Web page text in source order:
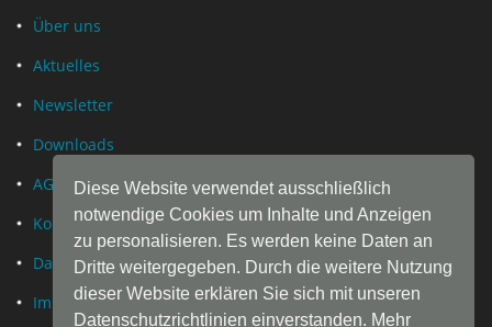
Diese Website verwendet ausschließlich
notwendige Cookies um Inhalte und Anzeigen
zu personalisieren. Es werden keine Daten an
Dritte weitergegeben. Durch die weitere Nutzung
dieser Website erklären Sie sich mit unseren
Datenschutzrichtlinien einverstanden. Mehr
Über uns
Aktuelles
Newsletter
Downloads
AGB
Kontakt
Datenschutz
Impressum